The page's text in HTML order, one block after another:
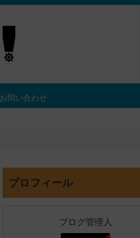
お問い合わせ
プロフィール
ブログ管理人